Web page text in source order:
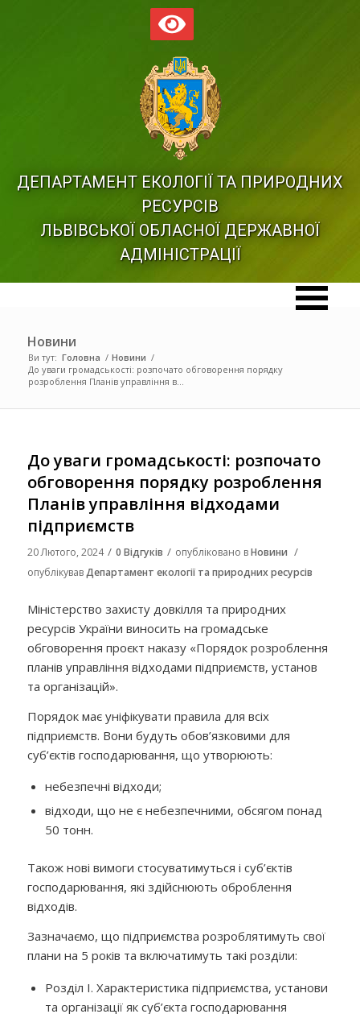
ДЕПАРТАМЕНТ ЕКОЛОГІЇ ТА ПРИРОДНИХ
РЕСУРСІВ
ЛЬВІВСЬКОЇ ОБЛАСНОЇ ДЕРЖАВНОЇ
АДМІНІСТРАЦІЇ
Новини
Ви тут: Головна / Новини /
До уваги громадськості: розпочато обговорення порядку
розроблення Планів управління в...
До уваги громадськості: розпочато
обговорення порядку розроблення
Планів управління відходами
підприємств
20 Лютого, 2024 / 0 Відгуків / опубліковано вНовини /
опублікувавДепартамент екології та природних ресурсів
Міністерство захисту довкілля та природних
ресурсів України виносить на громадське
обговорення проєкт наказу «Порядок розроблення
планів управління відходами підприємств, установ
та організацій».
Порядок має уніфікувати правила для всіх
підприємств. Вони будуть обов’язковими для
суб’єктів господарювання, що утворюють:
небезпечні відходи;
відходи, що не є небезпечними, обсягом понад
50 тонн.
Також нові вимоги стосуватимуться і суб’єктів
господарювання, які здійснюють оброблення
відходів.
Зазначаємо, що підприємства розроблятимуть свої
плани на 5 років та включатимуть такі розділи:
Розділ I. Характеристика підприємства, установи
та організації як суб’єкта господарювання